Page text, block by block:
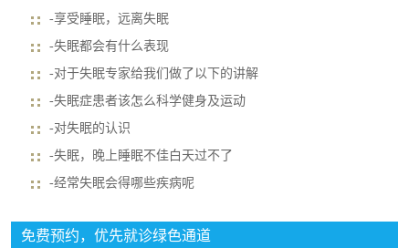
-享受睡眠，远离失眠
-失眠都会有什么表现
-对于失眠专家给我们做了以下的讲解
-失眠症患者该怎么科学健身及运动
-对失眠的认识
-失眠，晚上睡眠不佳白天过不了
-经常失眠会得哪些疾病呢
免费预约，优先就诊绿色通道